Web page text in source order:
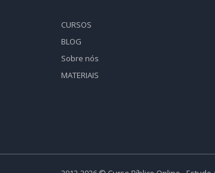
CURSOS
BLOG
Sobre nós
MATERIAIS